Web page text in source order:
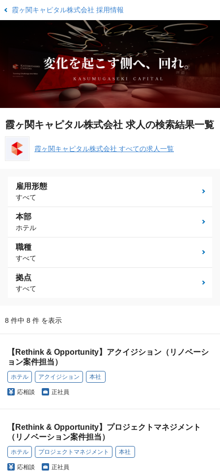
霞ヶ関キャピタル株式会社 採用情報
霞ヶ関キャピタル株式会社 求人の検索結果一覧
霞ヶ関キャピタル株式会社 すべての求人一覧
雇用形態
すべて
本部
ホテル
職種
すべて
拠点
すべて
8 件中 8 件 を表示
【Rethink & Opportunity】アクイジション（リノベーシ
ョン案件担当）
ホテル アクイジション 本社
応相談 正社員
【Rethink & Opportunity】プロジェクトマネジメント
（リノベーション案件担当）
ホテル プロジェクトマネジメント 本社
応相談 正社員